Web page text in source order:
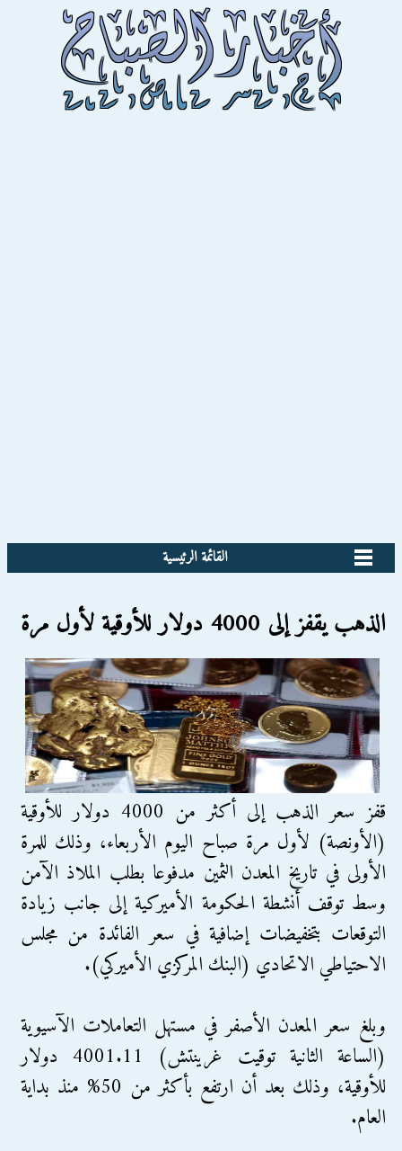
القائمة الرئيسية
الذهب يقفز إلى 4000 دولار للأوقية لأول مرة
قفز سعر الذهب إلى أكثر من 4000 دولار للأوقية
(الأونصة) لأول مرة صباح اليوم الأربعاء، وذلك للمرة
الأولى في تاريخ المعدن الثمين مدفوعا بطلب الملاذ الآمن
وسط توقف أنشطة الحكومة الأميركية إلى جانب زيادة
التوقعات بتخفيضات إضافية في سعر الفائدة من مجلس
الاحتياطي الاتحادي (البنك المركزي الأميركي).
وبلغ سعر المعدن الأصفر في مستهل التعاملات الآسيوية
(الساعة الثانية توقيت غرينتش) 4001.11 دولار
للأوقية، وذلك بعد أن ارتفع بأكثر من 50% منذ بداية
العام.